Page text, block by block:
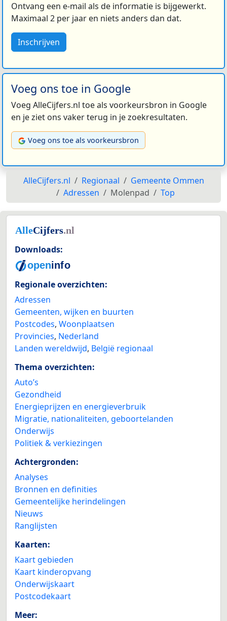
Ontvang een e-mail als de informatie is bijgewerkt.
Maximaal 2 per jaar en niets anders dan dat.
Inschrijven
Voeg ons toe in Google
Voeg AlleCijfers.nl toe als voorkeursbron in Google
en je ziet ons vaker terug in je zoekresultaten.
Voeg ons toe als voorkeursbron
AlleCijfers.nl Regionaal
Gemeente Ommen
Adressen
Molenpad Top
Downloads:
Regionale overzichten:
Adressen
Gemeenten, wijken en buurten
Postcodes, Woonplaatsen
Provincies, Nederland
Landen wereldwijd, België regionaal
Thema overzichten:
Auto’s
Gezondheid
Energieprijzen en energieverbruik
Migratie, nationaliteiten, geboortelanden
Onderwijs
Politiek & verkiezingen
Achtergronden:
Analyses
Bronnen en definities
Gemeentelijke herindelingen
Nieuws
Ranglijsten
Kaarten:
Kaart gebieden
Kaart kinderopvang
Onderwijskaart
Postcodekaart
Meer: